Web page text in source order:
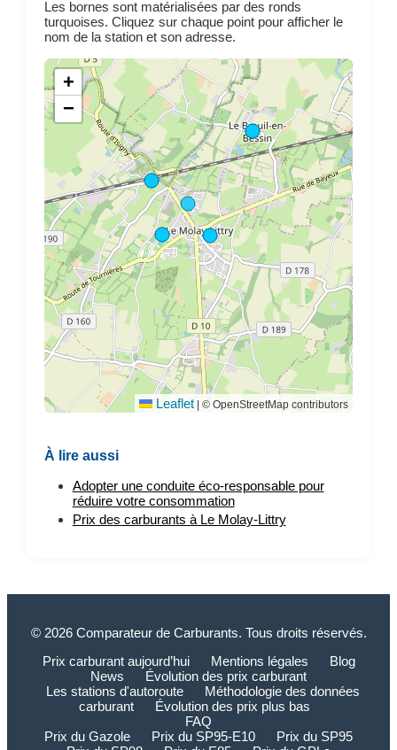
Les bornes sont matérialisées par des ronds
turquoises. Cliquez sur chaque point pour afficher le
nom de la station et son adresse.
+
−
Leaflet | © OpenStreetMap contributors
À lire aussi
Adopter une conduite éco-responsable pour
réduire votre consommation
Prix des carburants à Le Molay-Littry
© 2026 Comparateur de Carburants. Tous droits réservés.
Prix carburant aujourd’hui
Mentions légales
Blog
News
Évolution des prix carburant
Les stations d'autoroute
Méthodologie des données
carburant
Évolution des prix plus bas
FAQ
Prix du Gazole
Prix du SP95-E10
Prix du SP95